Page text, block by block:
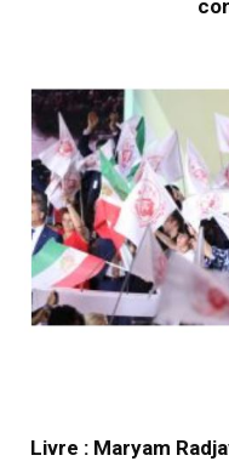
Livre : Maryam